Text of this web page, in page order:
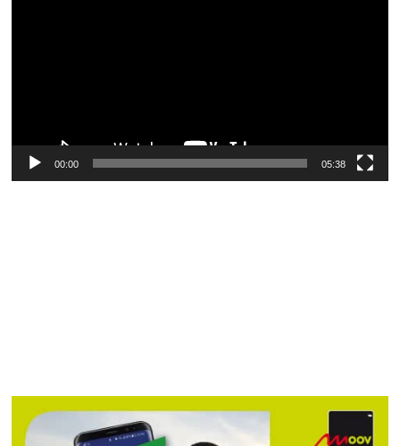
00:00 05:38